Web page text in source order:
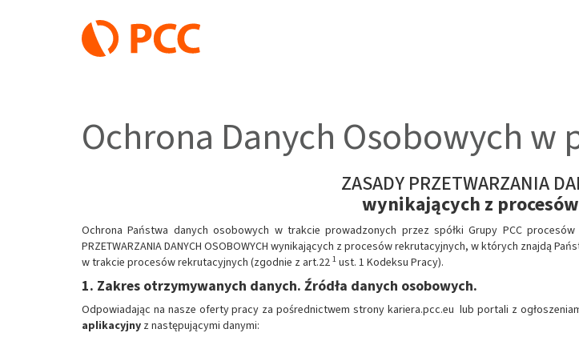
Ochrona Danych Osobowych w
ZASADY PRZETWARZANIA
wynikających z
Ochrona Państwa danych osobowych w trakcie prowadzonych przez spółki Grupy PCC
PRZETWARZANIA DANYCH OSOBOWYCH wynikających z procesów rekrutacyjnych, w których znajdą
w trakcie procesów rekrutacyjnych (zgodnie z art.22 1 ust. 1 Kodeksu Pracy).
1. Zakres otrzymywanych danych. Źródła danych osobowych.
Odpowiadając na nasze oferty pracy za pośrednictwem strony kariera.pcc.eu lub portali z
aplikacyjny z następującymi danymi: